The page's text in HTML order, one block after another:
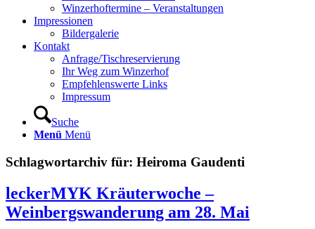
Winzerhoftermine – Veranstaltungen
Impressionen
Bildergalerie
Kontakt
Anfrage/Tischreservierung
Ihr Weg zum Winzerhof
Empfehlenswerte Links
Impressum
Suche
Menü Menü
Schlagwortarchiv für: Heiroma Gaudenti
leckerMYK Kräuterwoche –
Weinbergswanderung am 28. Mai